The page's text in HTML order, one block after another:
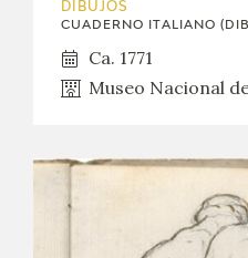
DIBUJOS
CUADERNO ITALIANO
Ca. 1771
Museo Nacional